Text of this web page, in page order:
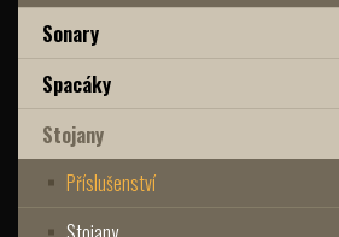
Sonary
Spacáky
Stojany
Příslušenství